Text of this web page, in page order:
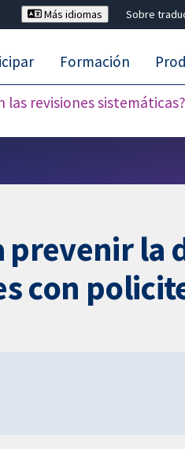
Más idiomas Sobre
las revisiones sistemáticas?
Formación
la
con